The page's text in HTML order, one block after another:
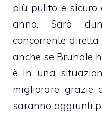
più pulito e sicuro
anno. Sarà
concorrente
anche se Brundle
è in una
migliorare grazie
saranno aggiunti